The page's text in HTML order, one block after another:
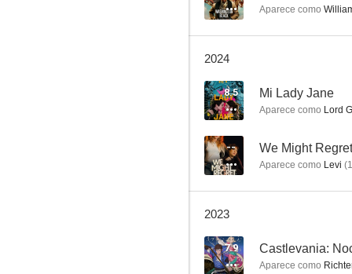
5.8
Aparece como
2024
8.5 Mi Lady Jane
Aparece como Lord
-- We Might
Aparece como Levi (
2023
7.9 Castlevania:
Aparece como